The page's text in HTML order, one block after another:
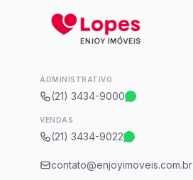
ADMINISTRATIVO
(21) 3434-9000
VENDAS
(21) 3434-9022
contato@enjoyimoveis.com.br